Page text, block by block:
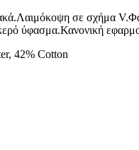
σε σχήμα
ύφασμα.Κανονική
42% Cotton